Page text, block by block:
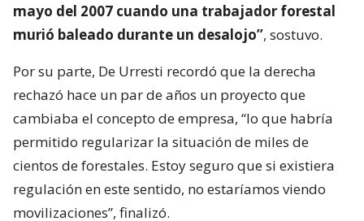
mayo del 2007 cuando una trabajador forestal
murió baleado durante un desalojo”, sostuvo.
Por su parte, De Urresti recordó que la derecha
rechazó hace un par de años un proyecto que
cambiaba el concepto de empresa, “lo que habría
permitido regularizar la situación de miles de
cientos de forestales. Estoy seguro que si existiera
regulación en este sentido, no estaríamos viendo
movilizaciones”, finalizó.